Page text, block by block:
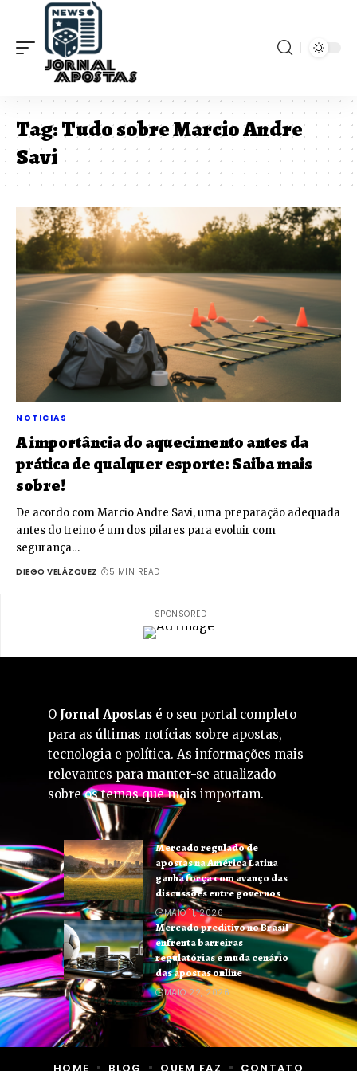
Tag:Tudo sobre Marcio Andre
Savi
NOTICIAS
A importância do aquecimento antes da
prática de qualquer esporte: Saiba mais
sobre!
De acordo com Marcio Andre Savi, uma preparação adequada
antes do treino é um dos pilares para evoluir com
segurança…
DIEGO VELÁZQUEZ 5 MIN READ
- SPONSORED-
O Jornal Apostas é o seu portal completo
para as últimas notícias sobre apostas,
tecnologia e política. As informações mais
relevantes para manter-se atualizado
sobre os temas que mais importam.
Mercado regulado de
apostas na América Latina
ganha força com avanço das
discussões entre governos
MAIO 11, 2026
Mercado preditivo no Brasil
enfrenta barreiras
regulatórias e muda cenário
das apostas online
MAIO 22, 2026